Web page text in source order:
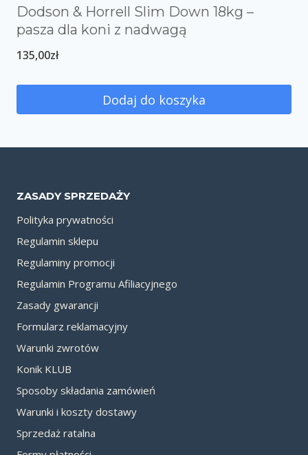
Dodson & Horrell Slim Down 18kg –
pasza dla koni z nadwagą
135,00zł
Dodaj do koszyka
ZASADY SPRZEDAŻY
Polityka prywatności
Regulamin sklepu
Regulaminy promocji
Regulamin Programu Afiliacyjnego
Zasady gwarancji
Formularz reklamacyjny
Warunki zwrotów
Konik KLUB
Sposoby składania zamówień
Warunki i koszty dostawy
Sprzedaż ratalna